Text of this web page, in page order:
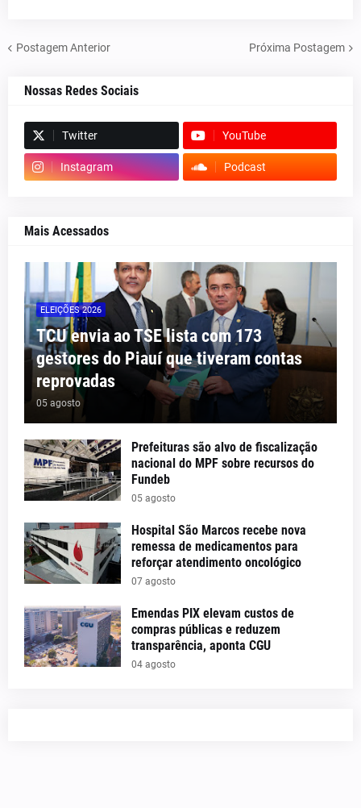
Postagem Anterior Próxima Postagem
Nossas Redes Sociais
Twitter YouTube
Instagram Podcast
Mais Acessados
ELEIÇÕES 2026
TCU envia ao TSE lista com 173
gestores do Piauí que tiveram contas
reprovadas
05 agosto
Prefeituras são alvo de fiscalização
nacional do MPF sobre recursos do
Fundeb
05 agosto
Hospital São Marcos recebe nova
remessa de medicamentos para
reforçar atendimento oncológico
07 agosto
Emendas PIX elevam custos de
compras públicas e reduzem
transparência, aponta CGU
04 agosto